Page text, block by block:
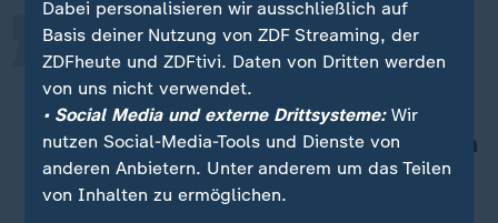
Ich komme (…) aus einer
zweitägigen Klausurtagung des
Fraktionsvorstandes der CDU/CSU
Fraktion. 'Es geht nicht mehr', hat da
kein Mensch gesagt. Auch nicht
beim Abendessen oder beim Bier.
Dabei personalisieren wir ausschließlich auf
Basis deiner Nutzung von ZDF Streaming, der
ZDFheute und ZDFtivi. Daten von Dritten werden
von uns nicht verwendet.
• Social Media und externe Drittsysteme:Wir
nutzen Social-Media-Tools und Dienste von
anderen Anbietern. Unter anderem um das Teilen
von Inhalten zu ermöglichen.